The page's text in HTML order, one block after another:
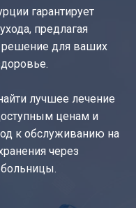
гарантирует
предлагая
решение для ваших
лучшее лечение
ценам и
к обслуживанию на
через